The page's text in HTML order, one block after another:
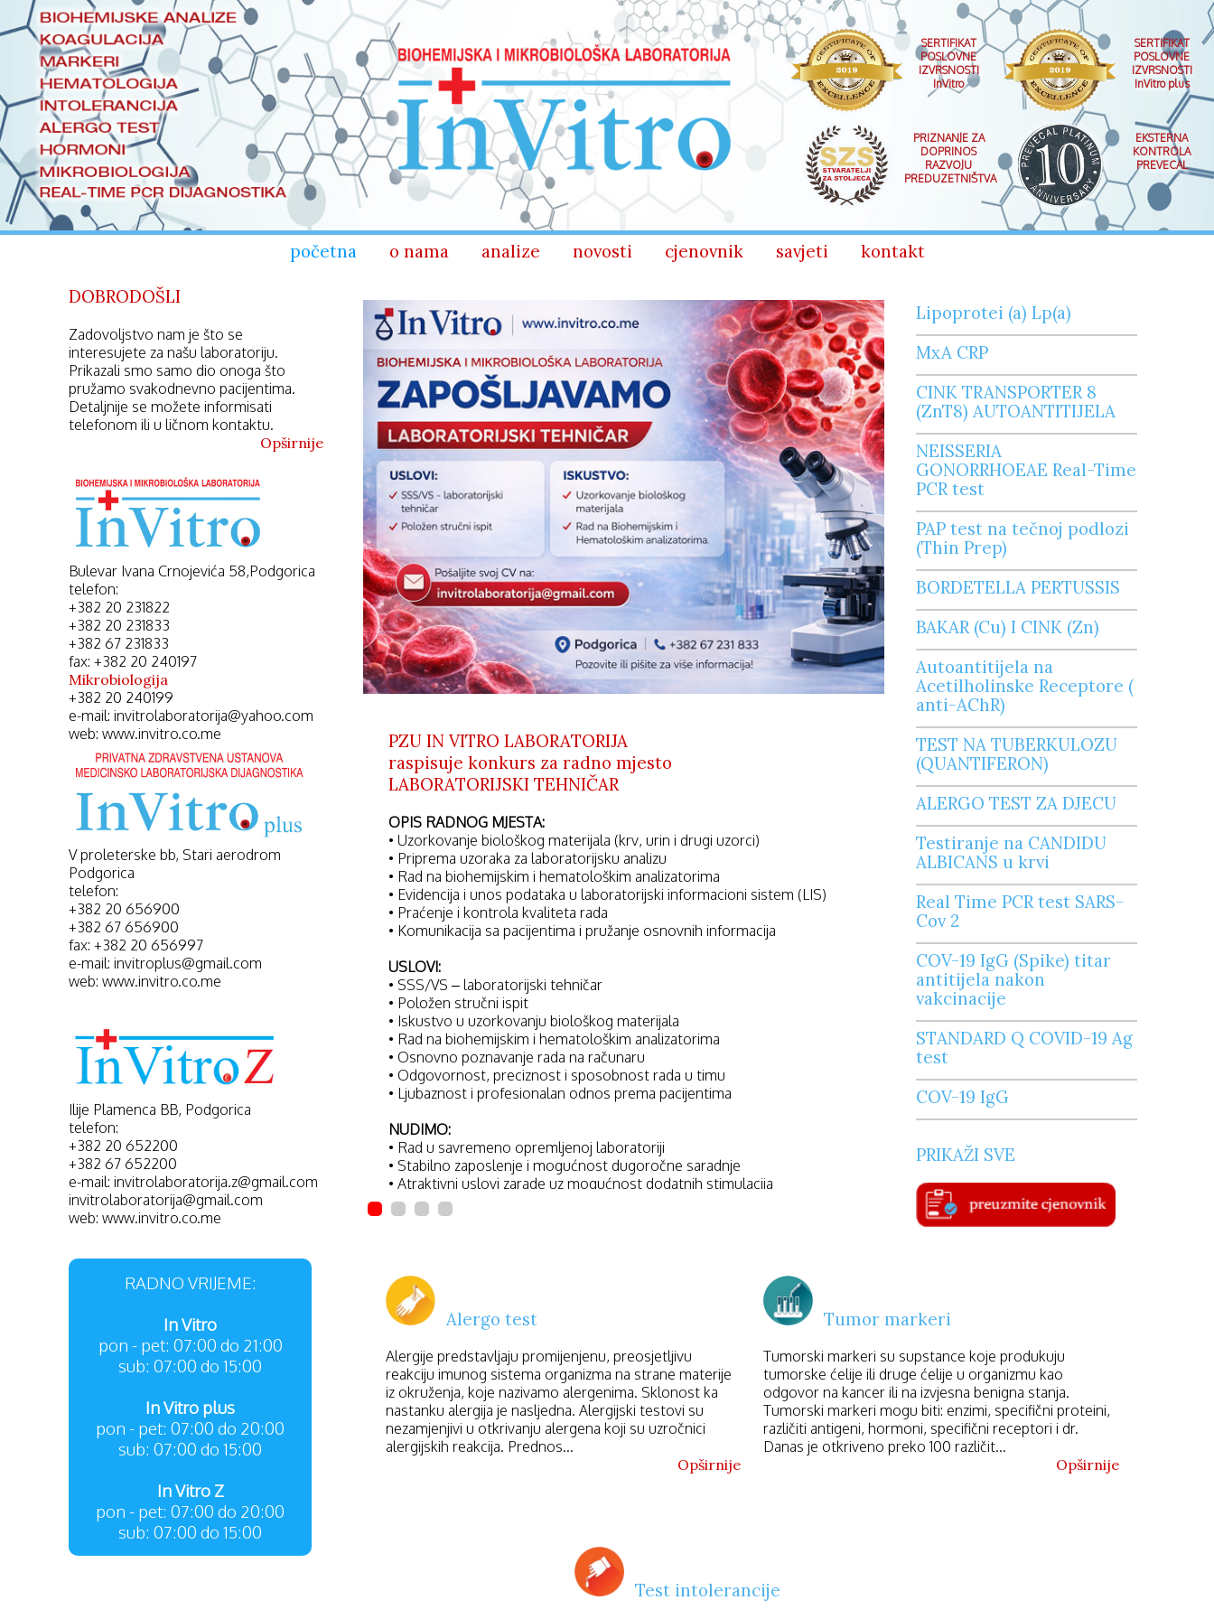
SERTIFIKAT
POSLOVNE
IZVRSNOSTI
InVitro
SERTIFIKAT
POSLOVNE
IZVRSNOSTI
InVitro plus
PRIZNANJE ZA
DOPRINOS
RAZVOJU
PREDUZETNIŠTVA
EKSTERNA
KONTROLA
PREVECAL
početna o nama analize novosti cjenovnik savjeti kontakt
DOBRODOŠLI
Zadovoljstvo nam je što se
interesujete za našu laboratoriju.
Prikazali smo samo dio onoga što
pružamo svakodnevno pacijentima.
Detaljnije se možete informisati
telefonom ili u ličnom kontaktu.
Opširnije
Bulevar Ivana Crnojevića 58,Podgorica
telefon:
+382 20 231822
+382 20 231833
+382 67 231833
fax: +382 20 240197
Mikrobiologija
+382 20 240199
e-mail: invitrolaboratorija@yahoo.com
web: www.invitro.co.me
V proleterske bb, Stari aerodrom
Podgorica
telefon:
+382 20 656900
+382 67 656900
fax: +382 20 656997
e-mail: invitroplus@gmail.com
web: www.invitro.co.me
Ilije Plamenca BB, Podgorica
telefon:
+382 20 652200
+382 67 652200
e-mail: invitrolaboratorija.z@gmail.com
invitrolaboratorija@gmail.com
web: www.invitro.co.me
RADNO VRIJEME:
In Vitro
pon - pet: 07:00 do 21:00
sub: 07:00 do 15:00
In Vitro plus
pon - pet: 07:00 do 20:00
sub: 07:00 do 15:00
In Vitro Z
pon - pet: 07:00 do 20:00
sub: 07:00 do 15:00
imunohemijski analizator, koji radi na principu
U svom radu koristi bar – kodirane reagense,
i tumorski markeri rade se na analizatoru
anti – TPO, anti TSH receptor, free T3, free T4,
free β-HCG, FSH, LH, progesteron, prolaktin, β-
CA 125, CA 15-3, CA 19-9, CA 72-4, free PSA,
25 - (OH)2 VIT D3, PTH, osteokalcin;
PZU IN VITRO LABORATORIJA
raspisuje konkurs za radno mjesto
LABORATORIJSKI TEHNIČAR
OPIS RADNOG MJESTA:
• Uzorkovanje biološkog materijala (krv, urin i drugi uzorci)
• Priprema uzoraka za laboratorijsku analizu
• Rad na biohemijskim i hematološkim analizatorima
• Evidencija i unos podataka u laboratorijski informacioni sistem (LIS)
• Praćenje i kontrola kvaliteta rada
• Komunikacija sa pacijentima i pružanje osnovnih informacija
USLOVI:
• SSS/VS – laboratorijski tehničar
• Položen stručni ispit
• Iskustvo u uzorkovanju biološkog materijala
• Rad na biohemijskim i hematološkim analizatorima
• Osnovno poznavanje rada na računaru
• Odgovornost, preciznost i sposobnost rada u timu
• Ljubaznost i profesionalan odnos prema pacijentima
NUDIMO:
• Rad u savremeno opremljenoj laboratoriji
• Stabilno zaposlenje i mogućnost dugoročne saradnje
• Atraktivni uslovi zarade uz mogućnost dodatnih stimulacija
• Mogućnost stručnog usavršavanja i edukacija
• Rad sa savremenom laboratorijskom opremom
ZAŠTO IN VITRO?
• Moderan pristup laboratorijskoj dijagnostici
• Fokus na kvalitet, preciznost i pouzdanost
• Kontinuirano ulaganje u opremu i razvoj kadra
• Timski rad i profesionalna podrška
PRIJAVA:
Pošaljite svoj CV na:
invitrolaboratorija@gmail.com
Lokacija:Podgorica
Biohemijske analize izvode se standardnim
400 plus, koja ima visok stepen pouzdanosti
procesa.
Biohemijski analizator u svom radu koristi
• fotometrijsko merenje enzima i supstrata;
• turbidimetrijsko merenje specifičnih
• potenciometrijsko merenje natijuma,
• polarimetrijsko merenje lekova.
Lipoprotei (a) Lp(a)
MxA CRP
CINK TRANSPORTER 8
(ZnT8) AUTOANTITIJELA
NEISSERIA
GONORRHOEAE Real-Time
PCR test
PAP test na tečnoj podlozi
(Thin Prep)
BORDETELLA PERTUSSIS
BAKAR (Cu) I CINK (Zn)
Autoantitijela na
Acetilholinske Receptore (
anti-AChR)
TEST NA TUBERKULOZU
(QUANTIFERON)
ALERGO TEST ZA DJECU
Testiranje na CANDIDU
ALBICANS u krvi
Real Time PCR test SARS-
Cov 2
COV-19 IgG (Spike) titar
antitijela nakon
vakcinacije
STANDARD Q COVID-19 Ag
test
COV-19 IgG
PRIKAŽI SVE
Alergo test
Alergije predstavljaju promijenjenu, preosjetljivu
reakciju imunog sistema organizma na strane materije
iz okruženja, koje nazivamo alergenima. Sklonost ka
nastanku alergija je nasljedna. Alergijski testovi su
nezamjenjivi u otkrivanju alergena koji su uzročnici
alergijskih reakcija. Prednos...
Opširnije
Tumor markeri
Tumorski markeri su supstance koje produkuju
tumorske ćelije ili druge ćelije u organizmu kao
odgovor na kancer ili na izvjesna benigna stanja.
Tumorski markeri mogu biti: enzimi, specifični proteini,
različiti antigeni, hormoni, specifični receptori i dr.
Danas je otkriveno preko 100 različit...
Opširnije
Test intolerancije